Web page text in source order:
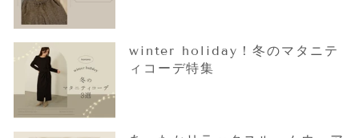
winter holiday！冬のマタニテ
ィコーデ特集